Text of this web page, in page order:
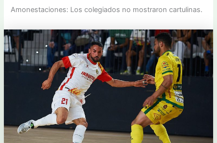
Amonestaciones: Los colegiados no mostraron cartulinas.